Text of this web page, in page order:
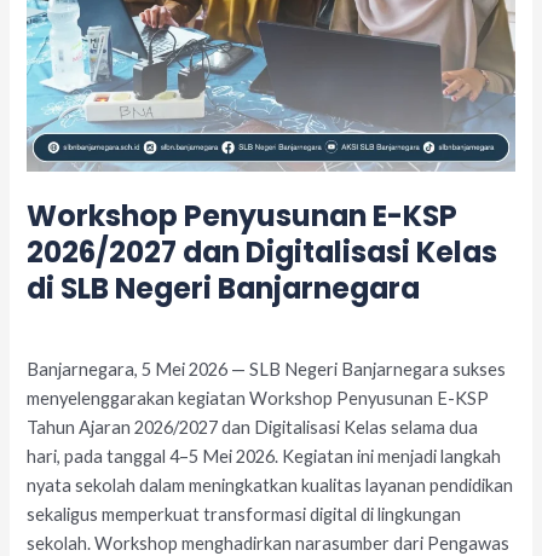
Workshop Penyusunan E-KSP
2026/2027 dan Digitalisasi Kelas
di SLB Negeri Banjarnegara
Banjarnegara, 5 Mei 2026 — SLB Negeri Banjarnegara sukses
menyelenggarakan kegiatan Workshop Penyusunan E-KSP
Tahun Ajaran 2026/2027 dan Digitalisasi Kelas selama dua
hari, pada tanggal 4–5 Mei 2026. Kegiatan ini menjadi langkah
nyata sekolah dalam meningkatkan kualitas layanan pendidikan
sekaligus memperkuat transformasi digital di lingkungan
sekolah. Workshop menghadirkan narasumber dari Pengawas
Banjarnegara